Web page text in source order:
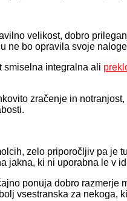
velikost, dobro
ne bo opravila svoje
smiselna integralna ali
zračenje in
zelo priporočljiv pa
jakna, ki ni uporabna le v
ponuja dobro
vsestranska za nekoga,